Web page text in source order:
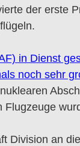
der erste
in Dienst
noch sehr
Division an